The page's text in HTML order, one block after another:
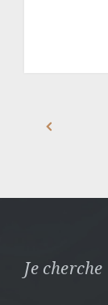
Je cherche